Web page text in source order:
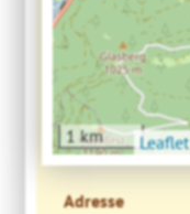
1 km Leaflet
Adresse